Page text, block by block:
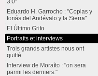
3.0"
Eduardo H. Garrocho : "Coplas y
tonás del Andévalo y la Sierra"
El Último Grito
Portraits et interviews
Trois grands artistes nous ont
quitté
Interview de Moraíto : "on sera
parmi les derniers."